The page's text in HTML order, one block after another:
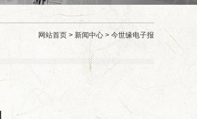
网站首页 > 新闻中心 > 今世缘电子报